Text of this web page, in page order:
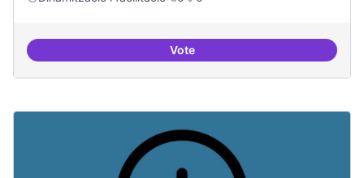
VoteTrobades democràtiques